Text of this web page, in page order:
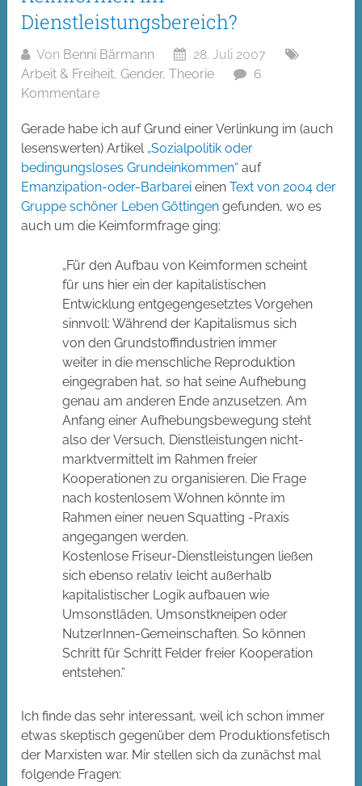
Dienstleistungsbereich?
Von Benni Bärmann
28. Juli 2007
Arbeit & Freiheit,Gender,Theorie
6
Kommentare
Gerade habe ich auf Grund einer Verlinkung im (auch
lesenswerten) Artikel „Sozialpolitik oder
bedingungsloses Grundeinkommen“ auf
Emanzipation-oder-Barbarei einenText von 2004 der
Gruppe schöner Leben Göttingen gefunden, wo es
auch um die Keimformfrage ging:
„Für den Aufbau von Keimformen scheint
für uns hier ein der kapitalistischen
Entwicklung entgegengesetztes Vorgehen
sinnvoll: Während der Kapitalismus sich
von den Grundstoffindustrien immer
weiter in die menschliche Reproduktion
eingegraben hat, so hat seine Aufhebung
genau am anderen Ende anzusetzen. Am
Anfang einer Aufhebungsbewegung steht
also der Versuch, Dienstleistungen nicht-
marktvermittelt im Rahmen freier
Kooperationen zu organisieren. Die Frage
nach kostenlosem Wohnen könnte im
Rahmen einer neuen Squatting -Praxis
angegangen werden.
Kostenlose Friseur-Dienstleistungen ließen
sich ebenso relativ leicht außerhalb
kapitalistischer Logik aufbauen wie
Umsonstläden, Umsonstkneipen oder
NutzerInnen-Gemeinschaften. So können
Schritt für Schritt Felder freier Kooperation
entstehen.“
Ich finde das sehr interessant, weil ich schon immer
etwas skeptisch gegenüber dem Produktionsfetisch
der Marxisten war. Mir stellen sich da zunächst mal
folgende Fragen: